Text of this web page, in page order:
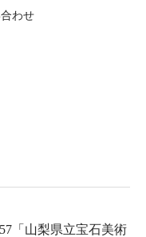
わせ
「山梨県立宝石美術